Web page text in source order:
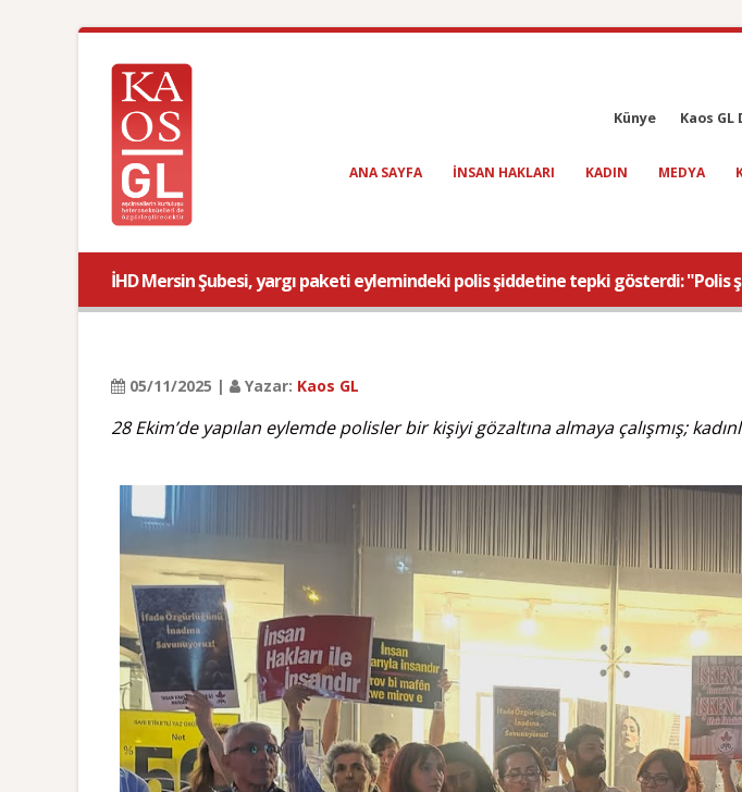
Künye Kaos GL
ANA SAYFA INSAN HAKLARI KADIN MEDYA
İHD Mersin Şubesi, yargı paketi eylemindeki polis şiddetine tepki gösterdi:
05/11/2025 | Yazar: Kaos GL
28 Ekim’de yapılan eylemde polisler bir kişiyi gözaltına almaya çalışmış;